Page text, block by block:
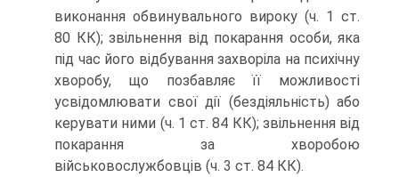
виконання обвинувального вироку (ч. 1 ст.
80 КК); звільнення від покарання особи, яка
під час його відбування захворіла на психічну
хворобу, що позбавляє її можливості
усвідомлювати свої дії (бездіяльність) або
керувати ними (ч. 1 ст. 84 КК); звільнення від
покарання за хворобою
військовослужбовців (ч. 3 ст. 84 КК).